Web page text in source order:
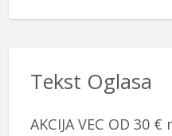
Tekst Oglasa
AKCIJA VEC OD 30 €